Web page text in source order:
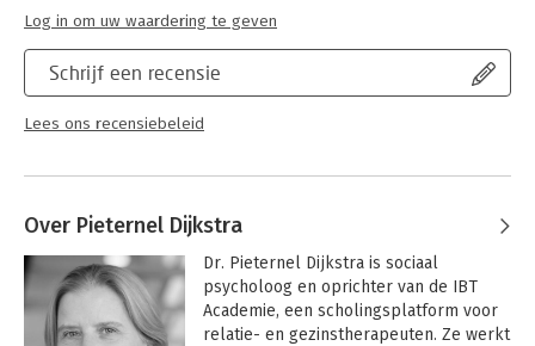
Schrijf een recensie
Lees ons recensiebeleid
Log in om uw waardering te geven
Over Pieternel Dijkstra
Dr. Pieternel Dijkstra is sociaal
psycholoog en oprichter van de IBT
Academie, een scholingsplatform voor
relatie- en gezinstherapeuten. Ze werkt